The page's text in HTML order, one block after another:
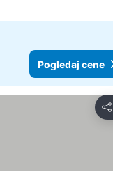
Pogledaj cene
Deli